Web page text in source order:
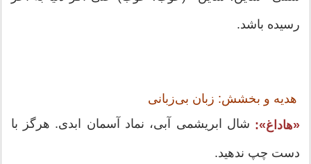
رسیده باشد.
هدیه و بخشش: زبان بی‌زبانی
«هاداغ»: شال ابریشمی آبی، نماد آسمان ابدی. هرگز با
دست چپ ندهید.